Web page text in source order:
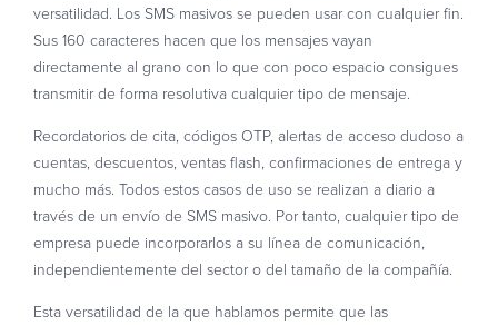
versatilidad. Los SMS masivos se pueden usar con cualquier fin.
Sus 160 caracteres hacen que los mensajes vayan
directamente al grano con lo que con poco espacio consigues
transmitir de forma resolutiva cualquier tipo de mensaje.
Recordatorios de cita, códigos OTP, alertas de acceso dudoso a
cuentas, descuentos, ventas flash, confirmaciones de entrega y
mucho más. Todos estos casos de uso se realizan a diario a
través de un envío de SMS masivo. Por tanto, cualquier tipo de
empresa puede incorporarlos a su línea de comunicación,
independientemente del sector o del tamaño de la compañía.
Esta versatilidad de la que hablamos permite que las